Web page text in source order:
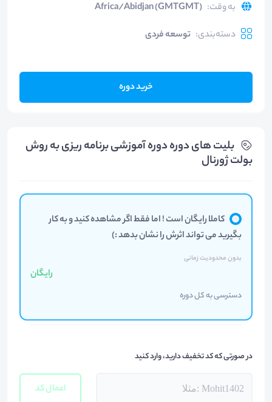
به وقت:
Africa/Abidjan (GMTGMT)
دسته‌بندی: توسعه فردی
خرید دوره
بلیت های دوره دوره آموزشی برنامه ریزی به روش
بولت ژورنال
کاملا رایگان است ! اما فقط اگر مشاهده کنید و به کار
بگیرید می تواند اثرش را نشان بدهد :)
بدون محدودیت زمانی
رایگان
دسترسی به کل دوره
در صورتی که کد تخفیف دارید، وارد کنید
اعمال کد